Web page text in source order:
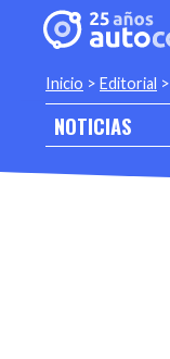
Inicio > Editorial >
NOTICIAS